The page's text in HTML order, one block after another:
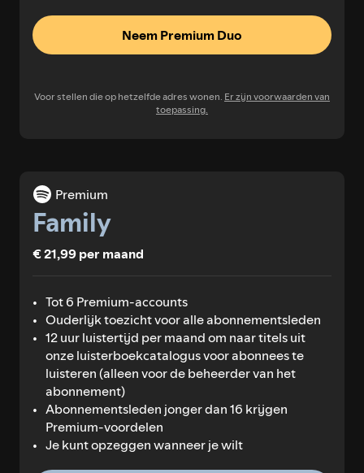
Neem Premium Duo
Voor stellen die op hetzelfde adres wonen. Er zijn voorwaarden van
toepassing.
Premium
Family
€ 21,99 per maand
Tot 6 Premium-accounts
Ouderlijk toezicht voor alle abonnementsleden
12 uur luistertijd per maand om naar titels uit
onze luisterboekcatalogus voor abonnees te
luisteren (alleen voor de beheerder van het
abonnement)
Abonnementsleden jonger dan 16 krijgen
Premium-voordelen
Je kunt opzeggen wanneer je wilt